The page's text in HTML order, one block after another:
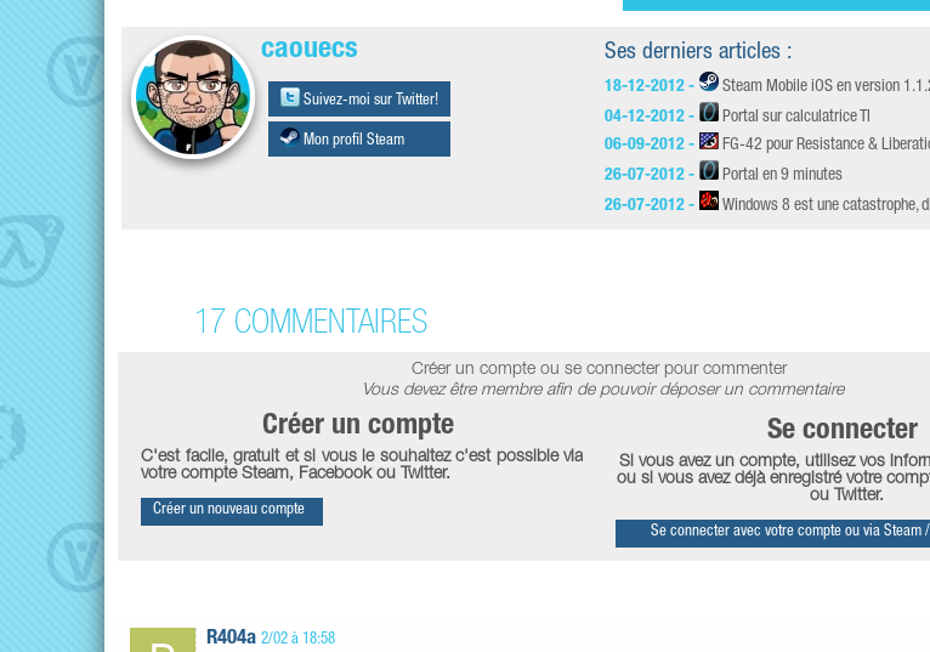
caouecs
Suivez-moi sur Twitter!
Mon profil Steam
Ses derniers articles :
18-12-2012 -
Steam Mobile iOS en version
04-12-2012 -
Portal sur calculatrice TI
06-09-2012 -
FG-42 pour Resistance &
26-07-2012 -
Portal en 9 minutes
26-07-2012 -
Windows 8 est une catastrophe,
17 COMMENTAIRES
Créer un compte ou se connecter pour commenter
Vous devez être membre afin de pouvoir déposer un commentaire
Créer un compte
C'est facile, gratuit et si vous le souhaitez c'est possible via
votre compte Steam, Facebook ou Twitter.
Créer un nouveau compte
Se connecter
Si vous avez un compte, utilisez vos
ou si vous avez déjà enregistré votre
ou Twitter.
Se connecter avec votre compte ou via Steam
R404a 2/02 à 18:58